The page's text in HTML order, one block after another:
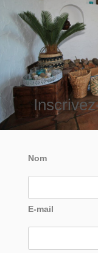
Nom
E-mail